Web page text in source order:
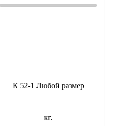
К 52-1 Любой размер
кг.